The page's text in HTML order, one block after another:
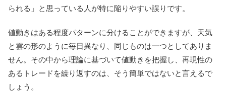
られる」と思っている人が特に陥りやすい誤りです。
値動きはある程度パターンに分けることができますが、天気
と雲の形のように毎日異なり、同じものは一つとしてありま
せん。その中から理論に基づいて値動きを把握し、再現性の
あるトレードを繰り返すのは、そう簡単ではないと言えるで
しょう。